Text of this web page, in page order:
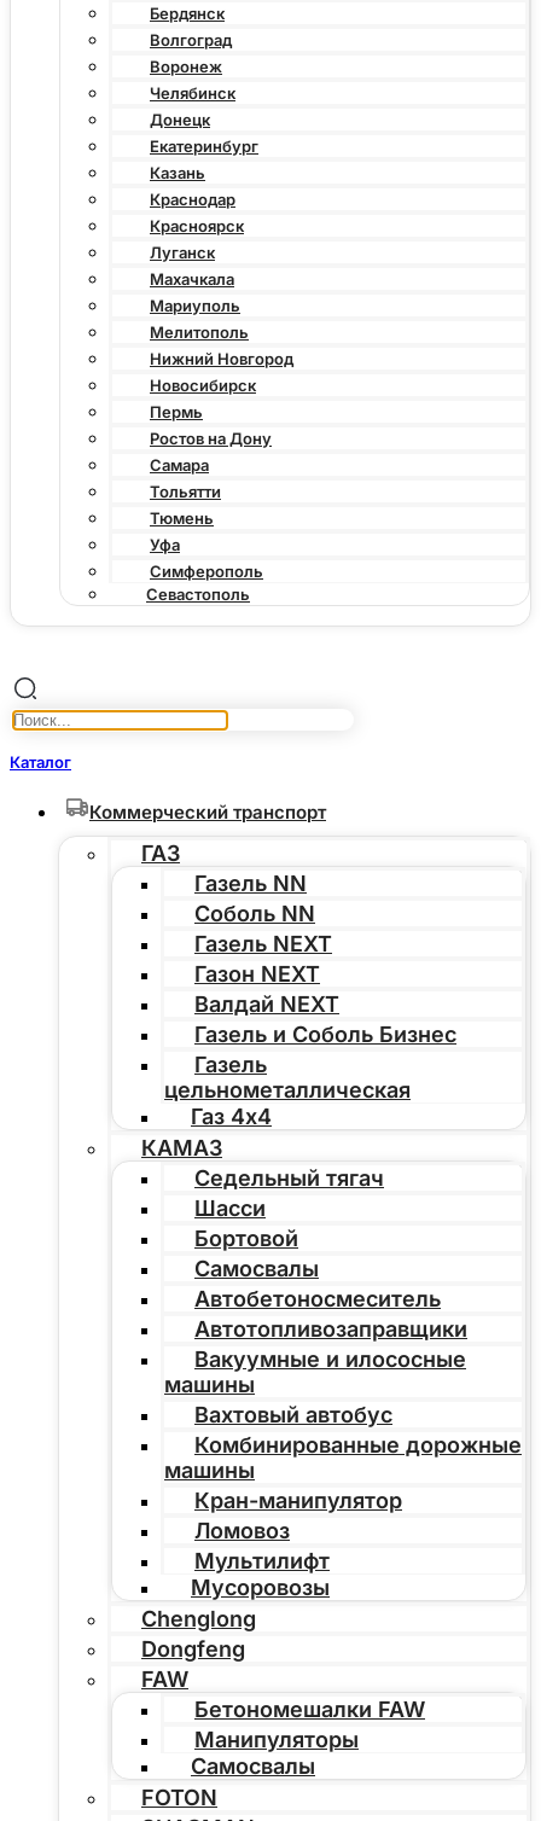
Бердянск
Волгоград
Воронеж
Челябинск
Донецк
Екатеринбург
Казань
Краснодар
Красноярск
Луганск
Махачкала
Мариуполь
Мелитополь
Нижний Новгород
Новосибирск
Пермь
Ростов на Дону
Самара
Тольятти
Тюмень
Уфа
Симферополь
Севастополь
Каталог
Коммерческий транспорт
ГАЗ
Газель NN
Соболь NN
Газель NEXT
Газон NEXT
Валдай NEXT
Газель и Соболь Бизнес
Газель
цельнометаллическая
Газ 4х4
КАМАЗ
Седельный тягач
Шасси
Бортовой
Самосвалы
Автобетоносмеситель
Автотопливозаправщики
Вакуумные и илососные
машины
Вахтовый автобус
Комбинированные дорожные
машины
Кран-манипулятор
Ломовоз
Мультилифт
Мусоровозы
Chenglong
Dongfeng
FAW
Бетономешалки FAW
Манипуляторы
Самосвалы
FOTON